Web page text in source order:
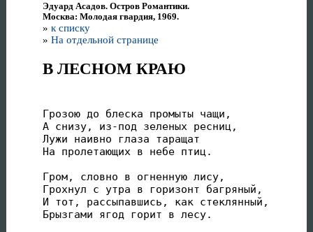
Эдуард Асадов. Остров Романтики.
Москва: Молодая гвардия, 1969.
» к списку
» На отдельной странице
В ЛЕСНОМ КРАЮ
Грозою до блеска промыты чащи,
А снизу, из-под зеленых ресниц,
Лужи наивно глаза таращат
На пролетающих в небе птиц.
Гром, словно в огненную лису,
Грохнул с утра в горизонт багряный,
И тот, рассыпавшись, как стеклянный,
Брызгами ягод горит в лесу.